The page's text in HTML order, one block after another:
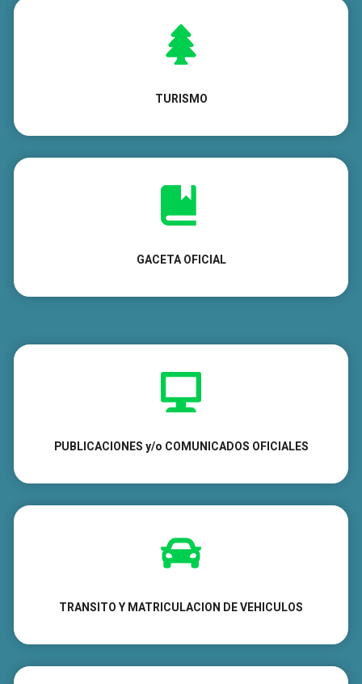
TURISMO
GACETA OFICIAL
PUBLICACIONES y/o COMUNICADOS OFICIALES
TRANSITO Y MATRICULACION DE VEHICULOS